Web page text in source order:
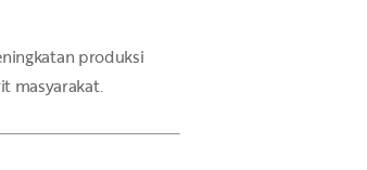
pro­duk­si
masyarakat.